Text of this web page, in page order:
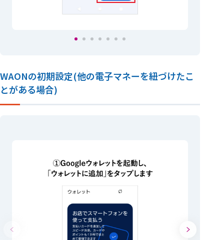
WAONの初期設定(他の電子マネーを紐づけたこ
とがある場合)